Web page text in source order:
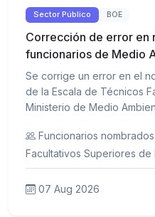
Sector Público BOE
Corrección de error en
funcionarios de Medio
Se corrige un error en el
de la Escala de Técnicos
Ministerio de Medio
Funcionarios
Facultativos Superiores de
07 Aug 2026